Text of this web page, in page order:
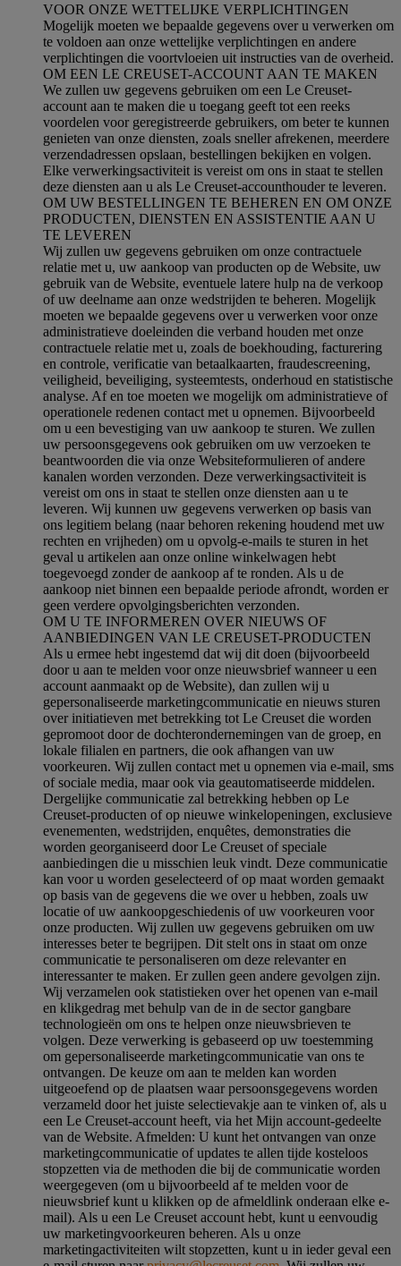
VOOR ONZE WETTELIJKE VERPLICHTINGEN
Mogelijk moeten we bepaalde gegevens over u verwerken om
te voldoen aan onze wettelijke verplichtingen en andere
verplichtingen die voortvloeien uit instructies van de overheid.
OM EEN LE CREUSET-ACCOUNT AAN TE MAKEN
We zullen uw gegevens gebruiken om een Le Creuset-
account aan te maken die u toegang geeft tot een reeks
voordelen voor geregistreerde gebruikers, om beter te kunnen
genieten van onze diensten, zoals sneller afrekenen, meerdere
verzendadressen opslaan, bestellingen bekijken en volgen.
Elke verwerkingsactiviteit is vereist om ons in staat te stellen
deze diensten aan u als Le Creuset-accounthouder te leveren.
OM UW BESTELLINGEN TE BEHEREN EN OM ONZE
PRODUCTEN, DIENSTEN EN ASSISTENTIE AAN U
TE LEVEREN
Wij zullen uw gegevens gebruiken om onze contractuele
relatie met u, uw aankoop van producten op de Website, uw
gebruik van de Website, eventuele latere hulp na de verkoop
of uw deelname aan onze wedstrijden te beheren. Mogelijk
moeten we bepaalde gegevens over u verwerken voor onze
administratieve doeleinden die verband houden met onze
contractuele relatie met u, zoals de boekhouding, facturering
en controle, verificatie van betaalkaarten, fraudescreening,
veiligheid, beveiliging, systeemtests, onderhoud en statistische
analyse. Af en toe moeten we mogelijk om administratieve of
operationele redenen contact met u opnemen. Bijvoorbeeld
om u een bevestiging van uw aankoop te sturen. We zullen
uw persoonsgegevens ook gebruiken om uw verzoeken te
beantwoorden die via onze Websiteformulieren of andere
kanalen worden verzonden. Deze verwerkingsactiviteit is
vereist om ons in staat te stellen onze diensten aan u te
leveren. Wij kunnen uw gegevens verwerken op basis van
ons legitiem belang (naar behoren rekening houdend met uw
rechten en vrijheden) om u opvolg-e-mails te sturen in het
geval u artikelen aan onze online winkelwagen hebt
toegevoegd zonder de aankoop af te ronden. Als u de
aankoop niet binnen een bepaalde periode afrondt, worden er
geen verdere opvolgingsberichten verzonden.
OM U TE INFORMEREN OVER NIEUWS OF
AANBIEDINGEN VAN LE CREUSET-PRODUCTEN
Als u ermee hebt ingestemd dat wij dit doen (bijvoorbeeld
door u aan te melden voor onze nieuwsbrief wanneer u een
account aanmaakt op de Website), dan zullen wij u
gepersonaliseerde marketingcommunicatie en nieuws sturen
over initiatieven met betrekking tot Le Creuset die worden
gepromoot door de dochterondernemingen van de groep, en
lokale filialen en partners, die ook afhangen van uw
voorkeuren. Wij zullen contact met u opnemen via e-mail, sms
of sociale media, maar ook via geautomatiseerde middelen.
Dergelijke communicatie zal betrekking hebben op Le
Creuset-producten of op nieuwe winkelopeningen, exclusieve
evenementen, wedstrijden, enquêtes, demonstraties die
worden georganiseerd door Le Creuset of speciale
aanbiedingen die u misschien leuk vindt. Deze communicatie
kan voor u worden geselecteerd of op maat worden gemaakt
op basis van de gegevens die we over u hebben, zoals uw
locatie of uw aankoopgeschiedenis of uw voorkeuren voor
onze producten. Wij zullen uw gegevens gebruiken om uw
interesses beter te begrijpen. Dit stelt ons in staat om onze
communicatie te personaliseren om deze relevanter en
interessanter te maken. Er zullen geen andere gevolgen zijn.
Wij verzamelen ook statistieken over het openen van e-mail
en klikgedrag met behulp van de in de sector gangbare
technologieën om ons te helpen onze nieuwsbrieven te
volgen. Deze verwerking is gebaseerd op uw toestemming
om gepersonaliseerde marketingcommunicatie van ons te
ontvangen. De keuze om aan te melden kan worden
uitgeoefend op de plaatsen waar persoonsgegevens worden
verzameld door het juiste selectievakje aan te vinken of, als u
een Le Creuset-account heeft, via het Mijn account-gedeelte
van de Website. Afmelden: U kunt het ontvangen van onze
marketingcommunicatie of updates te allen tijde kosteloos
stopzetten via de methoden die bij de communicatie worden
weergegeven (om u bijvoorbeeld af te melden voor de
nieuwsbrief kunt u klikken op de afmeldlink onderaan elke e-
mail). Als u een Le Creuset account hebt, kunt u eenvoudig
uw marketingvoorkeuren beheren. Als u onze
marketingactiviteiten wilt stopzetten, kunt u in ieder geval een